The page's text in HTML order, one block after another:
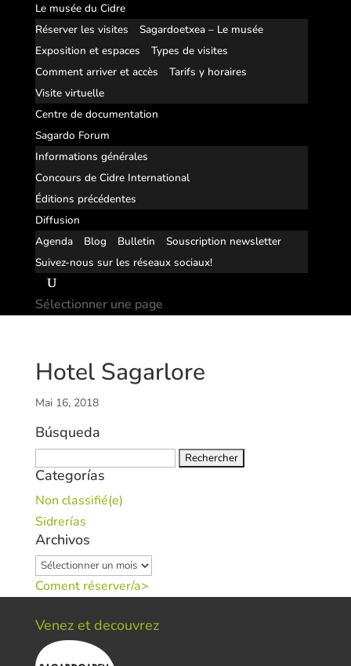
Le musée du Cidre
Réserver les visites
Sagardoetxea – Le musée
Exposition et espaces
Types de visites
Comment arriver et accès
Tarifs y horaires
Visite virtuelle
Centre de documentation
Sagardo Forum
Informations générales
Concours de Cidre International
Éditions précédentes
Diffusion
Agenda
Blog Bulletin
Souscription newsletter
Suivez-nous sur les réseaux sociaux!
Sélectionner une page
Hotel Sagarlore
Mai 16, 2018
Búsqueda
Categorías
Non classifié(e)
Sidrerías
Archivos
Archivos
Coment réserver/a>
Venez et decouvrez